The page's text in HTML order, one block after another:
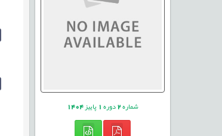
شماره2دوره1پاییز1404